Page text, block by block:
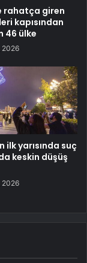
rahatça giren
kapısından
46 ülke
2026
ilk yarısında suç
keskin düşüş
2026